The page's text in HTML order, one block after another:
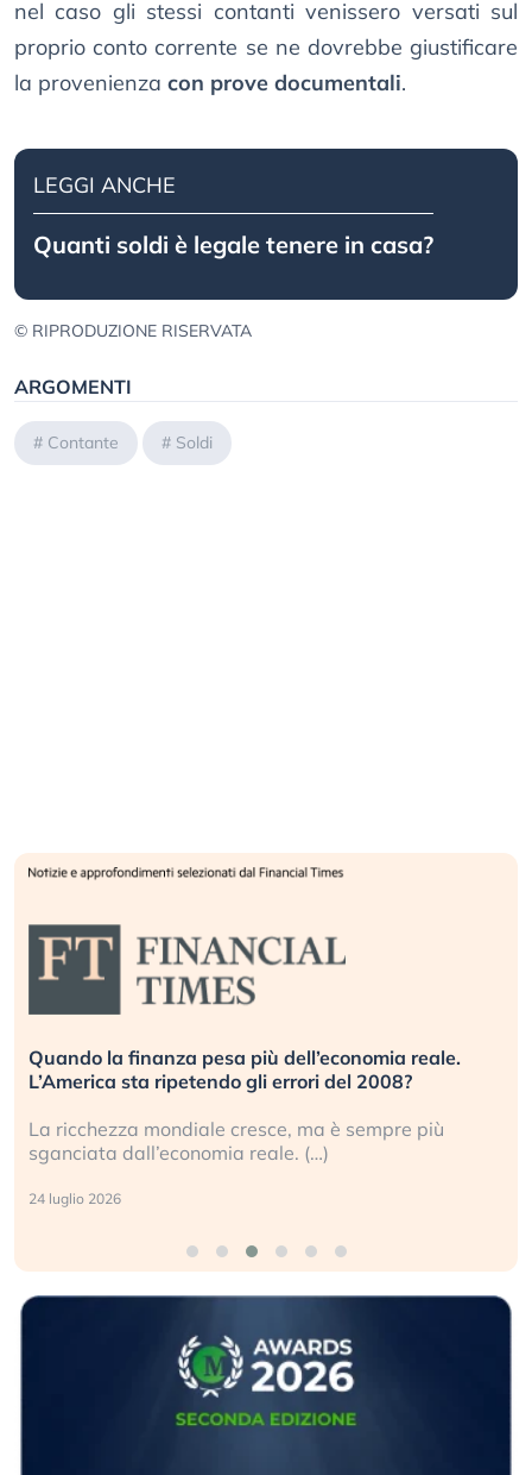
nel caso gli stessi contanti venissero versati sul
proprio conto corrente se ne dovrebbe giustificare
la provenienza con prove documentali.
LEGGI ANCHE
Quanti soldi è legale tenere in casa?
© RIPRODUZIONE RISERVATA
ARGOMENTI
# Contante # Soldi
Quando la finanza pesa più dell’economia reale.
L’America sta ripetendo gli errori del 2008?
La ricchezza mondiale cresce, ma è sempre più
sganciata dall’economia reale. (…)
24 luglio 2026